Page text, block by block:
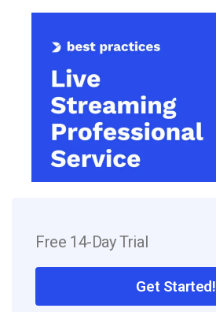
Free 14-Day Trial
Get Started!